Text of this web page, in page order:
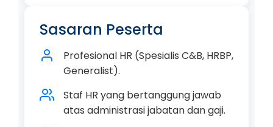
Sasaran Peserta
Profesional HR (Spesialis C&B, HRBP,
Generalist).
Staf HR yang bertanggung jawab
atas administrasi jabatan dan gaji.